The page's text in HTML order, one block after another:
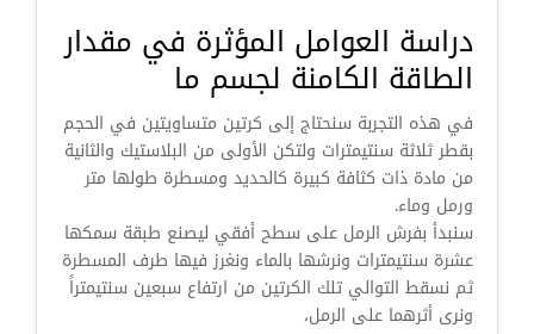
دراسة العوامل المؤثرة في مقدار
الطاقة الكامنة لجسم ما
في هذه التجربة سنحتاج إلى كرتين متساويتين في الحجم
بقطر ثلاثة سنتيمترات ولتكن الأولى من البلاستيك والثانية
من مادة ذات كثافة كبيرة كالحديد ومسطرة طولها متر
ورمل وماء.
سنبدأ بفرش الرمل على سطح أفقي ليصنع طبقة سمكها
عشرة سنتيمترات ونرشها بالماء ونغرز فيها طرف المسطرة
ثم نسقط التوالي تلك الكرتين من ارتفاع سبعين سنتيمتراً
ونرى أثرهما على الرمل،